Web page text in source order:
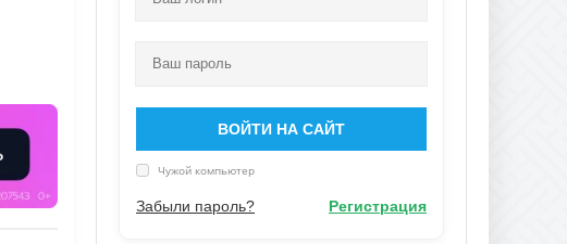
ВОЙТИ НА САЙТ
Чужой компьютер
Забыли пароль? Регистрация